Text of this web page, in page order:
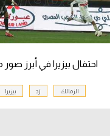
دوري أبطال أوروبا
القسم الثاني
احتفال بيزيرا في أبرز
الزمالك زد بيزيرا